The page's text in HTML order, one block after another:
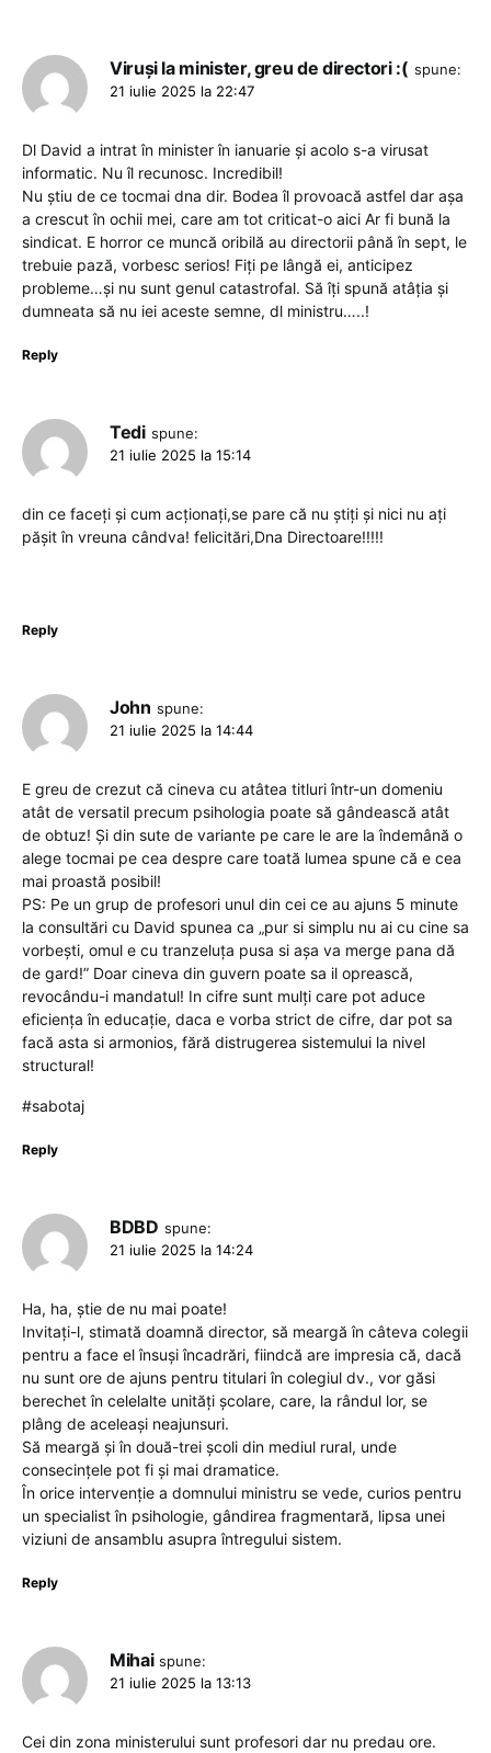
Viruși la minister, greu de directori :( spune:
21 iulie 2025 la 22:47
Dl David a intrat în minister în ianuarie și acolo s-a virusat
informatic. Nu îl recunosc. Incredibil!
Nu știu de ce tocmai dna dir. Bodea îl provoacă astfel dar așa
a crescut în ochii mei, care am tot criticat-o aici Ar fi bună la
sindicat. E horror ce muncă oribilă au directorii până în sept, le
trebuie pază, vorbesc serios! Fiți pe lângă ei, anticipez
probleme…și nu sunt genul catastrofal. Să îți spună atâția și
dumneata să nu iei aceste semne, dl ministru…..!
Reply
Tedi spune:
21 iulie 2025 la 15:14
din ce faceți și cum acționați,se pare că nu știți și nici nu ați
pășit în vreuna cândva! felicitări,Dna Directoare!!!!!
Reply
John spune:
21 iulie 2025 la 14:44
E greu de crezut că cineva cu atâtea titluri într-un domeniu
atât de versatil precum psihologia poate să gândească atât
de obtuz! Și din sute de variante pe care le are la îndemână o
alege tocmai pe cea despre care toată lumea spune că e cea
mai proastă posibil!
PS: Pe un grup de profesori unul din cei ce au ajuns 5 minute
la consultări cu David spunea ca „pur si simplu nu ai cu cine sa
vorbești, omul e cu tranzeluța pusa si așa va merge pana dă
de gard!” Doar cineva din guvern poate sa il oprească,
revocându-i mandatul! In cifre sunt mulți care pot aduce
eficiența în educație, daca e vorba strict de cifre, dar pot sa
facă asta si armonios, fără distrugerea sistemului la nivel
structural!
#sabotaj
Reply
BDBD spune:
21 iulie 2025 la 14:24
Ha, ha, știe de nu mai poate!
Invitați-l, stimată doamnă director, să meargă în câteva colegii
pentru a face el însuși încadrări, fiindcă are impresia că, dacă
nu sunt ore de ajuns pentru titulari în colegiul dv., vor găsi
berechet în celelalte unități școlare, care, la rândul lor, se
plâng de aceleași neajunsuri.
Să meargă și în două-trei școli din mediul rural, unde
consecințele pot fi și mai dramatice.
În orice intervenție a domnului ministru se vede, curios pentru
un specialist în psihologie, gândirea fragmentară, lipsa unei
viziuni de ansamblu asupra întregului sistem.
Reply
Mihai spune:
21 iulie 2025 la 13:13
Cei din zona ministerului sunt profesori dar nu predau ore.